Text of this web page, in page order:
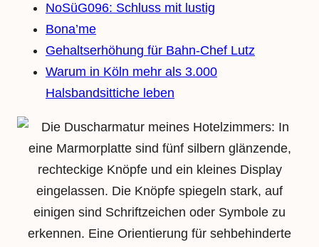
NoSüG096: Schluss mit lustig
Bona’me
Gehaltserhöhung für Bahn-Chef Lutz
Warum in Köln mehr als 3.000
Halsbandsittiche leben